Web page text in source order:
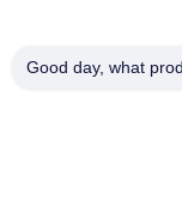
Téléphone
Good day, what